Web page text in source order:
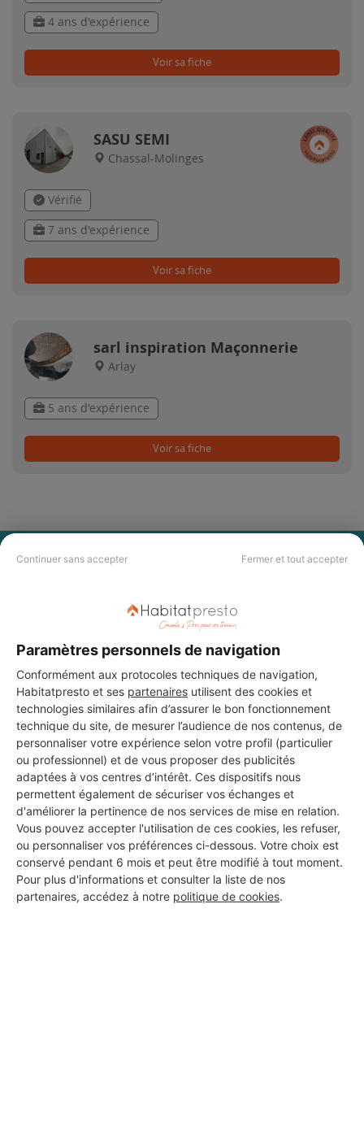
Continuer sans accepter Fermer et tout accepter
Paramètres personnels de navigation
Conformément aux protocoles techniques de navigation,
Habitatpresto et ses partenaires utilisent des cookies et
technologies similaires afin d’assurer le bon fonctionnement
technique du site, de mesurer l’audience de nos contenus, de
personnaliser votre expérience selon votre profil (particulier
ou professionnel) et de vous proposer des publicités
adaptées à vos centres d’intérêt. Ces dispositifs nous
permettent également de sécuriser vos échanges et
d'améliorer la pertinence de nos services de mise en relation.
Vous pouvez accepter l'utilisation de ces cookies, les refuser,
ou personnaliser vos préférences ci-dessous. Votre choix est
conservé pendant 6 mois et peut être modifié à tout moment.
Pour plus d'informations et consulter la liste de nos
partenaires, accédez à notre politique de cookies.
4 ans d'expérience
Voir sa fiche
SASU SEMI
Chassal-Molinges
Vérifié
7 ans d'expérience
Voir sa fiche
sarl inspiration Maçonnerie
Arlay
5 ans d'expérience
Voir sa fiche
PAS LE TEMPS DE
CHERCHER ?
choisir ? Demandez des devis travauxauprès de notre réseau de 5 000
professionnels partout en France.
DEMANDER UN DEVIS